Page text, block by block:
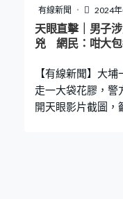
受傷，最高罰鍰3
不長眼 促推行燈
「又是個不長眼的
灣」、「這不是
有線新聞 2024
天眼直擊｜男子
兇 網民：咁大包
【有線新聞】大
走一大袋花膠，警
開天眼影片截圖，